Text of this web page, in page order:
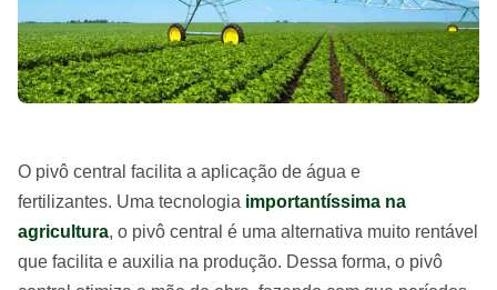
O pivô central facilita a aplicação de água e
fertilizantes. Uma tecnologia importantíssima na
agricultura, o pivô central é uma alternativa muito rentável
que facilita e auxilia na produção. Dessa forma, o pivô